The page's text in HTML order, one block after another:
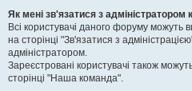
Як мені зв'язатися з адміністратором
Всі користувачі даного форуму можуть
на сторінці "Зв'язатися з
адміністратором.
Зареєстровані користувачі також
сторінці "Наша команда".